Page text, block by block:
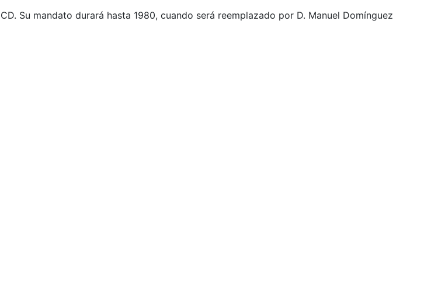
Su mandato durará hasta 1980, cuando será reemplazado por D. Manuel Domínguez